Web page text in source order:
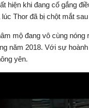
hiện khi đang cố gắng
Thor đã bị chột mắt
mộ đang vô cùng
năm 2018. Với sự
yên.